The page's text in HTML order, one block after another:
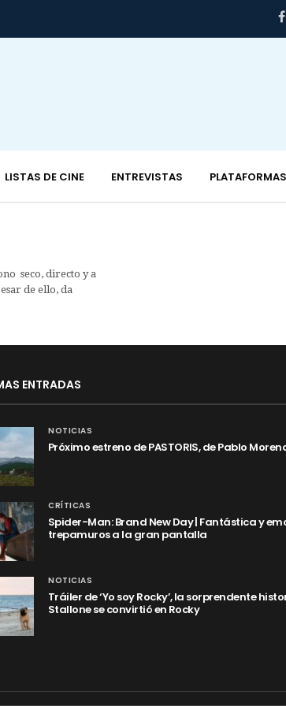
LISTAS DE CINE ENTREVISTAS PLATAFORMAS
seco, directo y a
de ello, da
ENTRADAS
NOTICIAS
Próximo estreno de PASTORIS, de Pablo
CRÍTICAS
Spider-Man: Brand New Day | Fantástica y
trepamuros a la gran pantalla
NOTICIAS
Tráiler de ‘Yo soy Rocky’, la sorprendente
Stallone se convirtió en Rocky